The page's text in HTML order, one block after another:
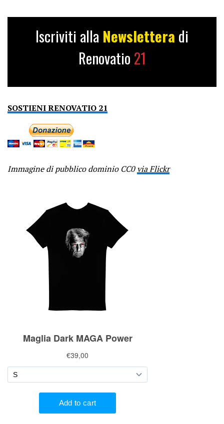
Iscriviti alla Newslettera di
Renovatio 21
SOSTIENI RENOVATIO 21
Immagine di pubblico dominio CC0via Flickr